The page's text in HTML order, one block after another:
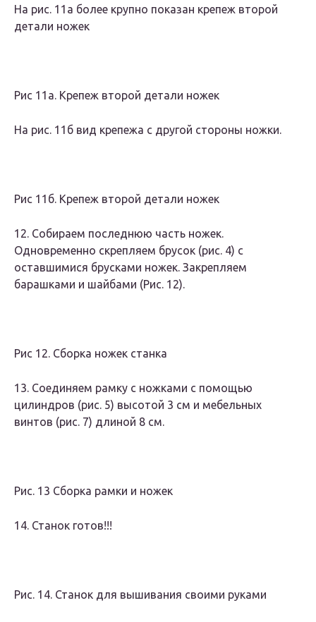
На рис. 11а более крупно показан крепеж второй
детали ножек
Рис 11а. Крепеж второй детали ножек
На рис. 11б вид крепежа с другой стороны ножки.
Рис 11б. Крепеж второй детали ножек
12. Собираем последнюю часть ножек.
Одновременно скрепляем брусок (рис. 4) с
оставшимися брусками ножек. Закрепляем
барашками и шайбами (Рис. 12).
Рис 12. Сборка ножек станка
13. Соединяем рамку с ножками с помощью
цилиндров (рис. 5) высотой 3 см и мебельных
винтов (рис. 7) длиной 8 см.
Рис. 13 Сборка рамки и ножек
14. Станок готов!!!
Рис. 14. Станок для вышивания своими руками